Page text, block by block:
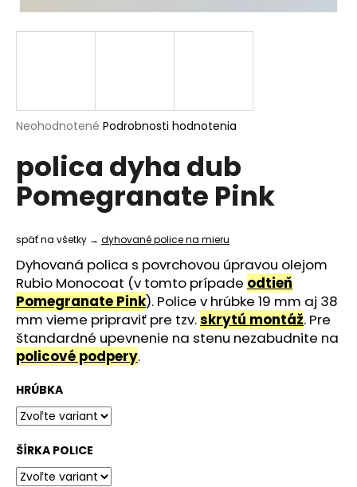
Priemerné
produktu
je
0,0
hviezdičiek.
Neohodnotené Podrobnosti hodnotenia
polica dyha dub
Pomegranate Pink
späť na všetky → dyhované police na mieru
Dyhovaná polica s povrchovou úpravou olejom
Rubio Monocoat (v tomto prípade odtieň
Pomegranate Pink). Police v hrúbke 19 mm aj 38
mm vieme pripraviť pre tzv.skrytú montáž. Pre
štandardné upevnenie na stenu nezabudnite na
policové podpery.
HRÚBKA
ŠÍRKA POLICE
á
j
?
HĽADAŤ
d
p
o
r
ú
č
m
e
STOLOVÁ
DOSKA